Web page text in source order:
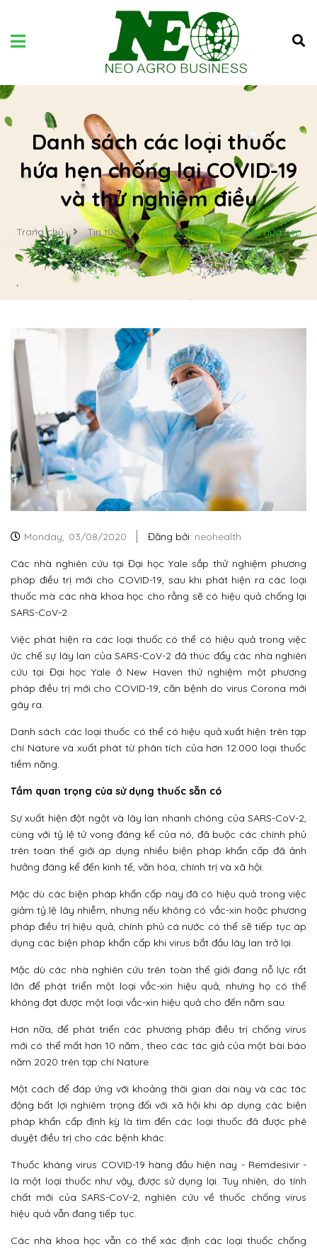
Danh sách các loại thuốc
hứa hẹn chống lại COVID-19
và thử nghiệm điều
Trang chủ Tin tức
Danh sách các loại thuốc hứa hẹn
chống lại COVID-19 và thử nghiệm điều trị mới
Monday, 03/08/2020 Đăng bởi: neohealth
Các nhà nghiên cứu tại Đại học Yale sắp thử nghiệm phương
pháp điều trị mới cho COVID-19, sau khi phát hiện ra các loại
thuốc mà các nhà khoa học cho rằng sẽ có hiệu quả chống lại
SARS-CoV-2.
Việc phát hiện ra các loại thuốc có thể có hiệu quả trong việc
ức chế sự lây lan của SARS-CoV-2 đã thúc đẩy các nhà nghiên
cứu tại Đại học Yale ở New Haven thử nghiệm một phương
pháp điều trị mới cho COVID-19, căn bệnh do virus Corona mới
gây ra.
Danh sách các loại thuốc có thể có hiệu quả xuất hiện trên tạp
chí Nature và xuất phát từ phân tích của hơn 12.000 loại thuốc
tiềm năng.
Tầm quan trọng của sử dụng thuốc sẵn có
Sự xuất hiện đột ngột và lây lan nhanh chóng của SARS-CoV-2,
cùng với tỷ lệ tử vong đáng kể của nó, đã buộc các chính phủ
trên toàn thế giới áp dụng nhiều biện pháp khẩn cấp đã ảnh
hưởng đáng kể đến kinh tế, văn hóa, chính trị và xã hội.
Mặc dù các biện pháp khẩn cấp này đã có hiệu quả trong việc
giảm tỷ lệ lây nhiễm, nhưng nếu không có vắc-xin hoặc phương
pháp điều trị hiệu quả, chính phủ cá nước có thể sẽ tiếp tục áp
dụng các biện pháp khẩn cấp khi virus bắt đầu lây lan trở lại.
Mặc dù các nhà nghiên cứu trên toàn thế giới đang nỗ lực rất
lớn để phát triển một loại vắc-xin hiệu quả, nhưng họ có thể
không đạt được một loại vắc-xin hiệu quả cho đến năm sau.
Hơn nữa, để phát triển các phương pháp điều trị chống virus
mới có thể mất hơn 10 năm., theo các tác giả của một bài báo
năm 2020 trên tạp chí Nature.
Một cách để đáp ứng với khoảng thời gian dài này và các tác
động bất lợi nghiêm trọng đối với xã hội khi áp dụng các biện
pháp khẩn cấp định kỳ là tìm đến các loại thuốc đã được phê
duyệt điều trị cho các bệnh khác.
Thuốc kháng virus COVID-19 hàng đầu hiện nay - Remdesivir -
là một loại thuốc như vậy, được sử dụng lại. Tuy nhiên, do tính
chất mới của SARS-CoV-2, nghiên cứu về thuốc chống virus
hiệu quả vẫn đang tiếp tục.
Các nhà khoa học vẫn có thể xác định các loại thuốc chống